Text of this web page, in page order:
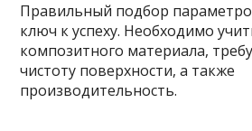
Правильный подбор
ключ к успеху. Необходимо
композитного материала,
чистоту поверхности, а также
производительность.